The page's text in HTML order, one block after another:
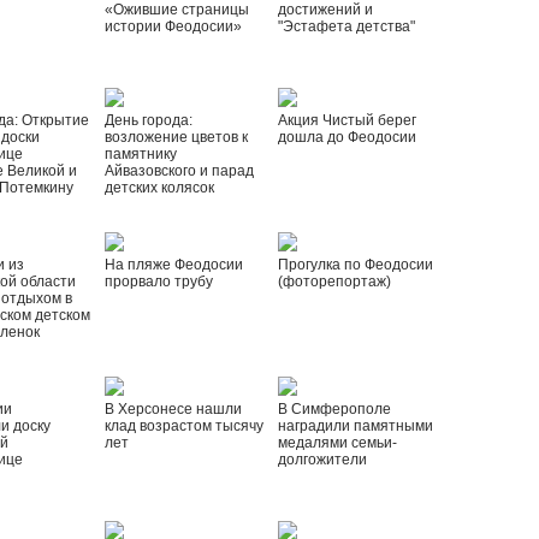
«Ожившие страницы
истории Феодосии»
достижений и
"Эстафета детства"
Открытие
Великой и
День города:
возложение цветов к
памятнику
Айвазовского и парад
детских колясок
Акция Чистый берег
дошла до Феодосии
из
области
в
детском
На пляже Феодосии
прорвало трубу
Прогулка по Феодосии
(фоторепортаж)
доску
В Херсонесе нашли
клад возрастом тысячу
лет
В Симферополе
наградили памятными
медалями семьи-
долгожители